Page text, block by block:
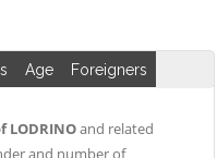
Chiese
Age Foreigners
LODRINOand related
and number of